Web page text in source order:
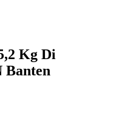
Kg Di
Banten